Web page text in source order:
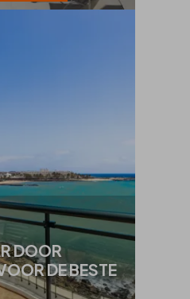
DOOR
DE BESTE